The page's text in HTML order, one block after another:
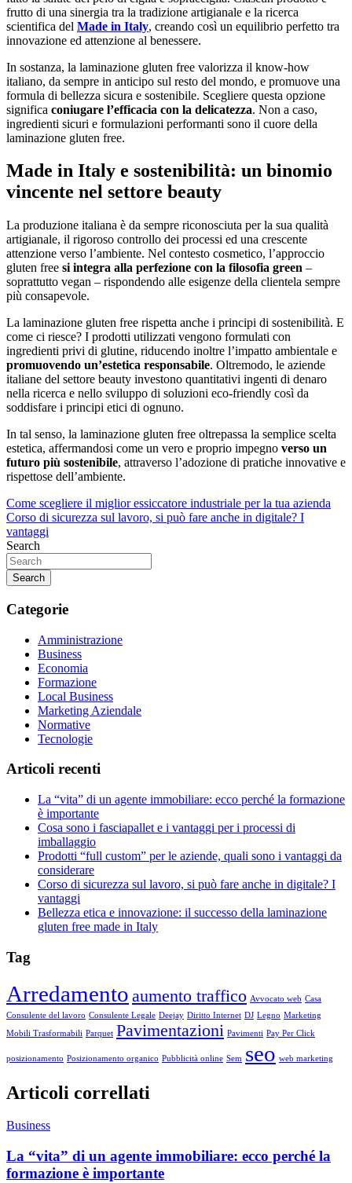
frutto di una sinergia tra la tradizione artigianale e la ricerca
scientifica del Made in Italy, creando così un equilibrio perfetto tra
innovazione ed attenzione al benessere.
In sostanza, la laminazione gluten free valorizza il know-how
italiano, da sempre in anticipo sul resto del mondo, e promuove una
formula di bellezza sicura e sostenibile. Scegliere questa opzione
significa coniugare l’efficacia con la delicatezza. Non a caso,
ingredienti sicuri e formulazioni performanti sono il cuore della
laminazione gluten free.
Made in Italy e sostenibilità: un binomio
vincente nel settore beauty
La produzione italiana è da sempre riconosciuta per la sua qualità
artigianale, il rigoroso controllo dei processi ed una crescente
attenzione verso l’ambiente. Nel contesto cosmetico, l’approccio
gluten free si integra alla perfezione con la filosofia green –
soprattutto vegan – rispondendo alle esigenze della clientela sempre
più consapevole.
La laminazione gluten free rispetta anche i principi di sostenibilità. E
come ci riesce? I prodotti utilizzati vengono formulati con
ingredienti privi di glutine, riducendo inoltre l’impatto ambientale e
promuovendo un’estetica responsabile. Oltremodo, le aziende
italiane del settore beauty investono quantitativi ingenti di denaro
nella ricerca e nello sviluppo di soluzioni eco-friendly così da
soddisfare i principi etici di ognuno.
In tal senso, la laminazione gluten free oltrepassa la semplice scelta
estetica, affermandosi come un vero e proprio impegno verso un
futuro più sostenibile, attraverso l’adozione di pratiche innovative e
rispettose dell’ambiente.
Navigazione
articoli
Come scegliere il miglior essiccatore industriale per la tua azienda
Corso di sicurezza sul lavoro, si può fare anche in digitale? I
vantaggi
Search
Search
Categorie
Amministrazione
Business
Economia
Formazione
Local Business
Marketing Aziendale
Normative
Tecnologie
Articoli recenti
La “vita” di un agente immobiliare: ecco perché la formazione
è importante
Cosa sono i fasciapallet e i vantaggi per i processi di
imballaggio
Prodotti “full custom” per le aziende, quali sono i vantaggi da
considerare
Corso di sicurezza sul lavoro, si può fare anche in digitale? I
vantaggi
Bellezza etica e innovazione: il successo della laminazione
gluten free made in Italy
Tag
Arredamento aumento traffico Avvocato web Casa
Consulente del lavoro Consulente Legale Deejay Diritto Internet DJ Legno Marketing
Mobili Trasformabili Parquet Pavimentazioni Pavimenti Pay Per Click
posizionamento Posizionamento organico Pubblicità online Sem seo web marketing
Articoli correllati
Business
La “vita” di un agente immobiliare: ecco perché la
formazione è importante